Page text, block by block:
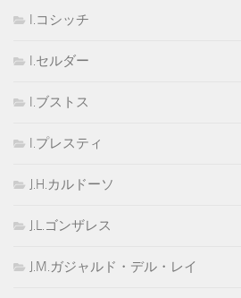
I.コシッチ
I.セルダー
I.ブストス
I.プレスティ
J.H.カルドーソ
J.L.ゴンザレス
J.M.ガジャルド・デル・レイ